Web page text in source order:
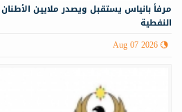
مرفأ بانياس يستقبل ويصدر ملايين
النفطية
Aug 07 2026